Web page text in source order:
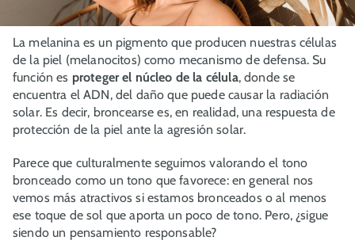
La melanina es un pigmento que producen nuestras células
de la piel (melanocitos) como mecanismo de defensa. Su
función es proteger el núcleo de la célula, donde se
encuentra el ADN, del daño que puede causar la radiación
solar. Es decir, broncearse es, en realidad, una respuesta de
protección de la piel ante la agresión solar.
Parece que culturalmente seguimos valorando el tono
bronceado como un tono que favorece: en general nos
vemos más atractivos si estamos bronceados o al menos
ese toque de sol que aporta un poco de tono. Pero, ¿sigue
siendo un pensamiento responsable?